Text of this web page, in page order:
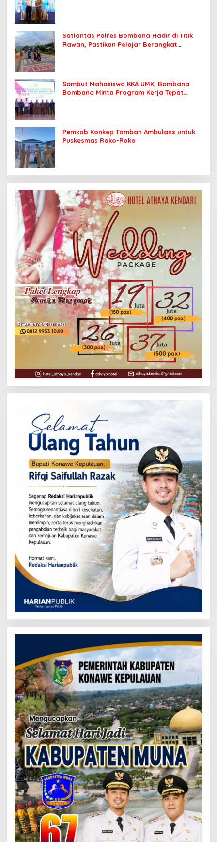
Satlantas Polres Bombana Hadir di Titik
Rawan, Pastikan Pelajar Berangkat
Sambut Mahasiswa KKA UMK, Bombana
Bombana Minta Program Kerja Tepat
Pemkab Konkep Tambah Ambulans untuk
Puskesmas Roko-Roko